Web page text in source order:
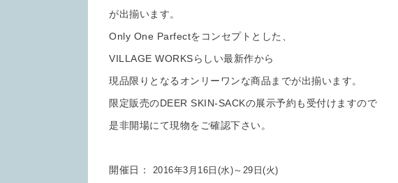
が出揃います。
Only One Parfectをコンセプトとした、
VILLAGE WORKSらしい最新作から
現品限りとなるオンリーワンな商品までが出揃います。
限定販売のDEER SKIN-SACKの展示予約も受付けますので
是非開場にて現物をご確認下さい。
開催日： 2016年3月16日(水)～29日(火)